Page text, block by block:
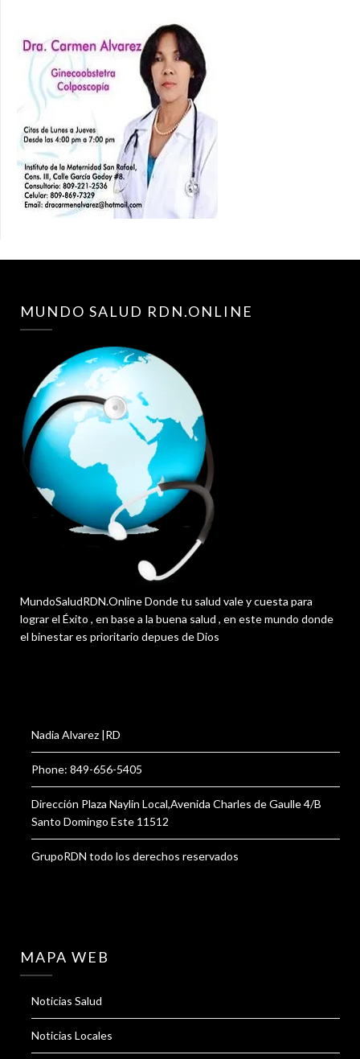
MUNDO SALUD RDN.ONLINE
MundoSaludRDN.Online Donde tu salud vale y cuesta para
lograr el Éxito , en base a la buena salud , en este mundo donde
el binestar es prioritario depues de Dios
Nadia Alvarez |RD
Phone: 849-656-5405
Dirección Plaza Naylin Local,Avenida Charles de Gaulle 4/B
Santo Domingo Este 11512
GrupoRDN todo los derechos reservados
MAPA WEB
Noticias Salud
Noticias Locales